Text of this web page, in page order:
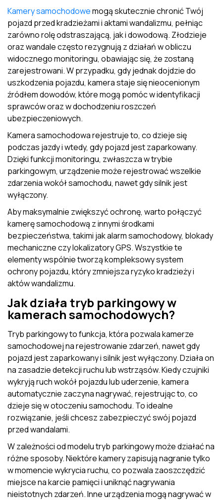
Kamery samochodowemogą skutecznie chronić Twój
pojazd przed kradzieżami i aktami wandalizmu, pełniąc
zarówno rolę odstraszającą, jak i dowodową. Złodzieje
oraz wandale często rezygnują z działań w obliczu
widocznego monitoringu, obawiając się, że zostaną
zarejestrowani. W przypadku, gdy jednak dojdzie do
uszkodzenia pojazdu, kamera staje się nieocenionym
źródłem dowodów, które mogą pomóc w identyfikacji
sprawców oraz w dochodzeniu roszczeń
ubezpieczeniowych.
Kamera samochodowa rejestruje to, co dzieje się
podczas jazdy i wtedy, gdy pojazd jest zaparkowany.
Dzięki funkcji monitoringu, zwłaszcza w trybie
parkingowym, urządzenie może rejestrować wszelkie
zdarzenia wokół samochodu, nawet gdy silnik jest
wyłączony.
Aby maksymalnie zwiększyć ochronę, warto połączyć
kamerę samochodową z innymi środkami
bezpieczeństwa, takimi jak alarm samochodowy, blokady
mechaniczne czy lokalizatory GPS. Wszystkie te
elementy wspólnie tworzą kompleksowy system
ochrony pojazdu, który zmniejsza ryzyko kradzieży i
aktów wandalizmu.
Jak działa tryb parkingowy w
kamerach samochodowych?
Tryb parkingowy to funkcja, która pozwala kamerze
samochodowej na rejestrowanie zdarzeń, nawet gdy
pojazd jest zaparkowany i silnik jest wyłączony. Działa on
na zasadzie detekcji ruchu lub wstrząsów. Kiedy czujniki
wykryją ruch wokół pojazdu lub uderzenie, kamera
automatycznie zaczyna nagrywać, rejestrując to, co
dzieje się w otoczeniu samochodu. To idealne
rozwiązanie, jeśli chcesz zabezpieczyć swój pojazd
przed wandalami.
W zależności od modelu tryb parkingowy może działać na
różne sposoby. Niektóre kamery zapisują nagranie tylko
w momencie wykrycia ruchu, co pozwala zaoszczędzić
miejsce na karcie pamięci i uniknąć nagrywania
nieistotnych zdarzeń. Inne urządzenia mogą nagrywać w